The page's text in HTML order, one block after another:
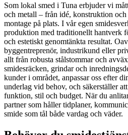
Som lokal smed i Tuna erbjuder vi
och metall – från idé, konstruktion
montage på plats. I vår egen
produktion med traditionellt hantverk
och estetiskt genomtänkta resultat.
byggentreprenör, industrikund eller
allt från robusta stålstommar och
smidesräcken, grindar och
kunder i området, anpassar oss efter
underlag vid behov, och säkerställer
funktion, stil och budget. När du
partner som håller tidplaner,
smide som tål både vardag och väder.